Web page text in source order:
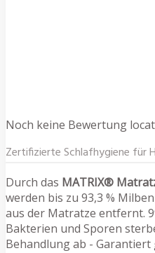
Noch keine Bewertung
Zertifizierte Schlafhygiene für
Durch das MATRIX®
werden bis zu 93,3 %
aus der Matratze entfernt.
Bakterien und Sporen
Behandlung ab -